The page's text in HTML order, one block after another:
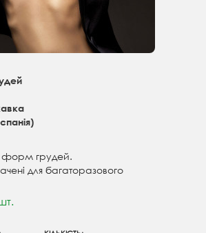
форм грудей.
для багаторазового